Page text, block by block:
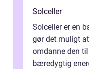
Solceller
Solceller er en
gør det muligt
omdanne den
bæredygtig